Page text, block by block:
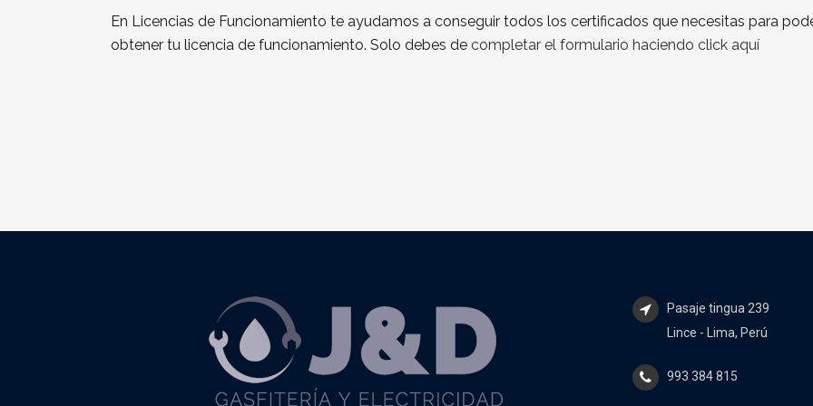
En Licencias de Funcionamiento te ayudamos a conseguir todos los certificados que necesitas para
obtener tu licencia de funcionamiento. Solo debes de completar el formulario haciendo click aquí
Pasaje tingua 239
Lince - Lima, Perú
993 384 815